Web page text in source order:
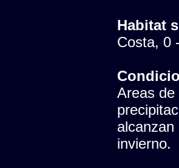
Habitat
Costa, 0
Areas
invierno.